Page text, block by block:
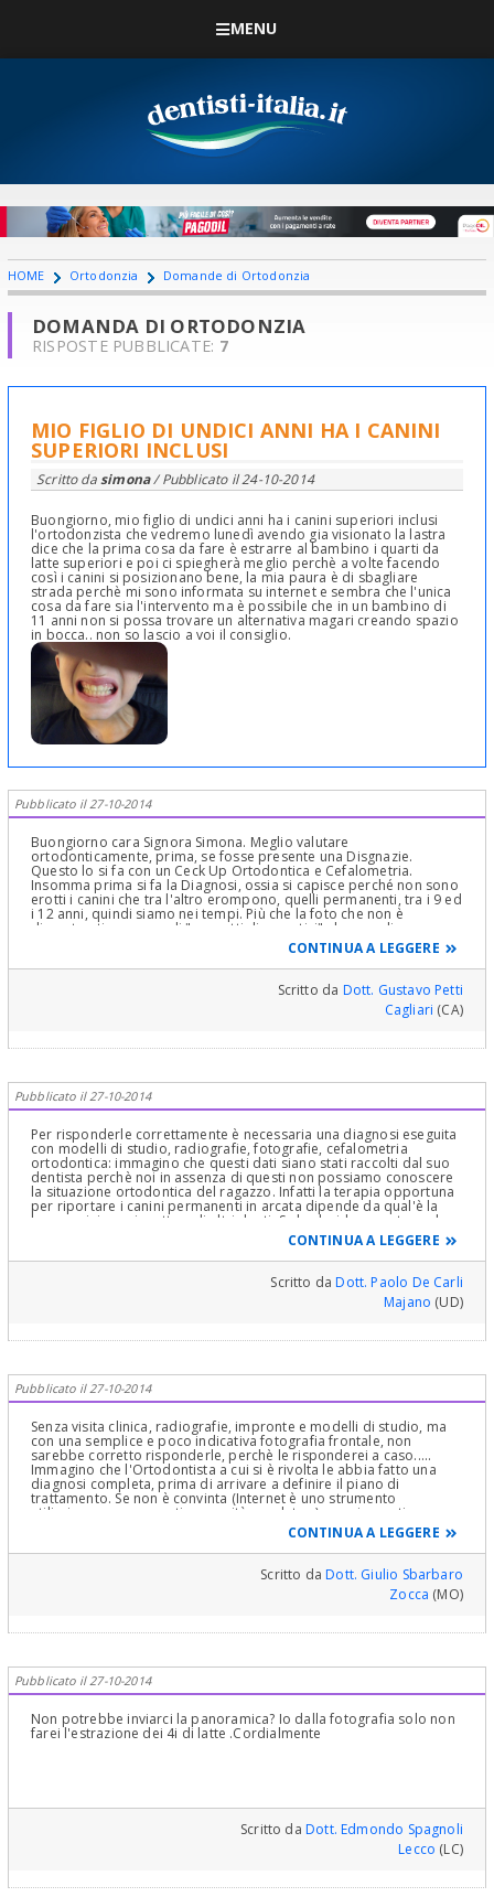
MENU
HOME Ortodonzia Domande di Ortodonzia
DOMANDA DI ORTODONZIA
RISPOSTE PUBBLICATE: 7
MIO FIGLIO DI UNDICI ANNI HA I CANINI
SUPERIORI INCLUSI
Scritto dasimona/ Pubblicato il24-10-2014
Buongiorno, mio figlio di undici anni ha i canini superiori inclusi
l'ortodonzista che vedremo lunedì avendo gia visionato la lastra
dice che la prima cosa da fare è estrarre al bambino i quarti da
latte superiori e poi ci spiegherà meglio perchè a volte facendo
così i canini si posizionano bene, la mia paura è di sbagliare
strada perchè mi sono informata su internet e sembra che l'unica
cosa da fare sia l'intervento ma è possibile che in un bambino di
11 anni non si possa trovare un alternativa magari creando spazio
in bocca.. non so lascio a voi il consiglio.
Pubblicato il 27-10-2014
Buongiorno cara Signora Simona. Meglio valutare
ortodonticamente, prima, se fosse presente una Disgnazie.
Questo lo si fa con un Ceck Up Ortodontica e Cefalometria.
Insomma prima si fa la Diagnosi, ossia si capisce perché non sono
erotti i canini che tra l'altro erompono, quelli permanenti, tra i 9 ed
i 12 anni, quindi siamo nei tempi. Più che la foto che non è
dimostrastiva se non di "sospetti diagnostici" che non dico
neanche perché se non sono confermati clinicamente non ha
senso dirli, servirebbe solo a canfonderle le "idee", sarebbe stata
utile almeno una OPT! Bisogna anche valutare l'età Scheletrica.
Non è detto che l'età cronologica corrisponda con quella
scheletrica. Basta fare una radiografia del polso per accertare la
maturità dei nuclei di ossificazione per conoscere l'età scheletrica
raggiunta e si ottengono tre punteggi fondamentali: il totale, il
Carpale ed il RUS(radio-ulna-short bones), il punteggio finale
dell'adulto che abbia completato la maturazione scheletrica è di
1000 punti. Tutti i punteggi inferiori indicano stadi diversi di
maturazione ossea e diverse età scheletriche! Non dimenticando il
metodo della Maturazione Vertebrale Cervicale in particolare per
l'identificazione del picco puberale nel tasso di crescita cranio-
facciale e le correlazioni tra gli indici carpali come l'SMS e quelli
vertebrali come il CVS, il CVMS e il CS dove quest'ultimo indica il
picco di crescita mandibolare! Cari saluti e spero di esserle stato
personalmente dal mio profilo in cui tra l'altro troverà
pubblicazioni utili per lei. Cari Saluti
CONTINUA A LEGGERE
Scritto da Dott. Gustavo Petti
Cagliari (CA)
Pubblicato il 27-10-2014
Per risponderle correttamente è necessaria una diagnosi eseguita
con modelli di studio, radiografie, fotografie, cefalometria
ortodontica: immagino che questi dati siano stati raccolti dal suo
dentista perchè noi in assenza di questi non possiamo conoscere
la situazione ortodontica del ragazzo. Infatti la terapia opportuna
per riportare i canini permanenti in arcata dipende da qual'è la
loro posizione rispetto agli altri denti. Se lo desidera senta anche
un secondo parere presso un dentista esperto che si occupa di
CONTINUA A LEGGERE
Scritto daDott. Paolo De Carli
Majano (UD)
Pubblicato il 27-10-2014
Senza visita clinica, radiografie, impronte e modelli di studio, ma
con una semplice e poco indicativa fotografia frontale, non
sarebbe corretto risponderle, perchè le risponderei a caso.....
Immagino che l'Ortodontista a cui si è rivolta le abbia fatto una
diagnosi completa, prima di arrivare a definire il piano di
trattamento. Se non è convinta (Internet è uno strumento
utilissimo, ma non contiene verità assolute...), provi a sentire un
secondo parere da un altro Ortodontista.CONTINUA A LEGGERE
Scritto daDott. Giulio Sbarbaro
Zocca (MO)
Pubblicato il 27-10-2014
Non potrebbe inviarci la panoramica? Io dalla fotografia solo non
farei l'estrazione dei 4i di latte .Cordialmente
Scritto daDott. Edmondo Spagnoli
Lecco (LC)